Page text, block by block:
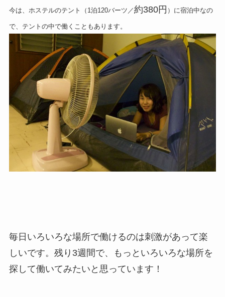
今は、ホステルのテント（1泊120バーツ／約380円 ）に宿泊中なの
で、テントの中で働くこともあります。
毎日いろいろな場所で働けるのは刺激があって楽
しいです。残り3週間で、もっといろいろな場所を
探して働いてみたいと思っています！